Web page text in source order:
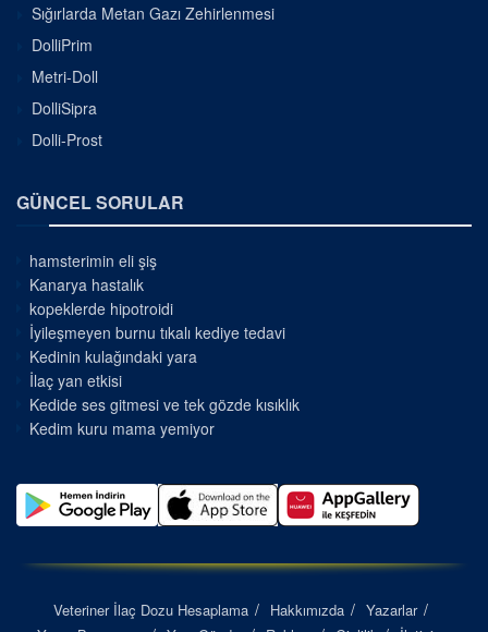
Sığırlarda Metan Gazı Zehirlenmesi
DolliPrim
Metri-Doll
DolliSipra
Dolli-Prost
GÜNCEL SORULAR
hamsterimin eli şiş
Kanarya hastalık
kopeklerde hipotroidi
İyileşmeyen burnu tıkalı kediye tedavi
Kedinin kulağındaki yara
İlaç yan etkisi
Kedide ses gitmesi ve tek gözde kısıklık
Kedim kuru mama yemiyor
Veteriner İlaç Dozu Hesaplama Hakkımızda
Yazarlar